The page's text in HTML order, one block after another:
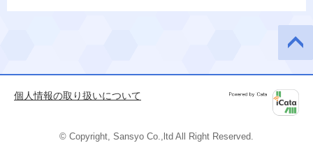
ージの
先頭へ
個人情報の取り扱いについて
© Copyright, Sansyo Co.,ltd All Right Reserved.
iCata